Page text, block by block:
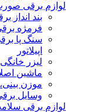
لوازم برقی
بند انداز
فرمژه
سنگ پا
اپیلاتور
لیزر خانگی
ماشین
موزن
وسایل
لوازم برقی